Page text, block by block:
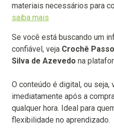
materiais necessários para
saiba mais
Se você está buscando um
confiável, veja Crochê
Silva de Azevedo na
O conteúdo é digital, ou seja,
imediatamente após a
qualquer hora. Ideal para
flexibilidade no aprendizado.